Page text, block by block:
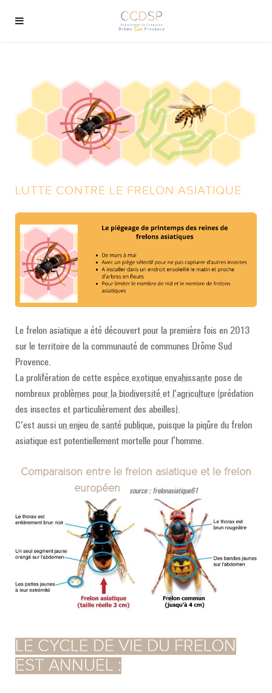
LUTTE CONTRE LE FRELON ASIATIQUE
Le frelon asiatique a été découvert pour la première fois en 2013
sur le territoire de la communauté de communes Drôme Sud
Provence.
La prolifération de cetteespèce exotique envahissante pose de
nombreux problèmes pour la biodiversité et l’agriculture (prédation
des insectes et particulièrement des abeilles).
C’est aussi un enjeu de santé publique, puisque la piqûre du frelon
asiatique est potentiellement mortelle pour l'homme.
Comparaison entre le frelon asiatique et le frelon
européen
source : frelonasiatique61
LE CYCLE DE VIE DU FRELON
EST ANNUEL :